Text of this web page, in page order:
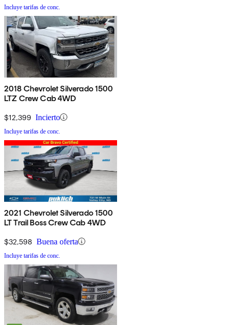
Incluye tarifas de conc.
2018 Chevrolet Silverado 1500
LTZ Crew Cab 4WD
$12,399 Incierto
Incluye tarifas de conc.
2021 Chevrolet Silverado 1500
LT Trail Boss Crew Cab 4WD
$32,598 Buena oferta
Incluye tarifas de conc.